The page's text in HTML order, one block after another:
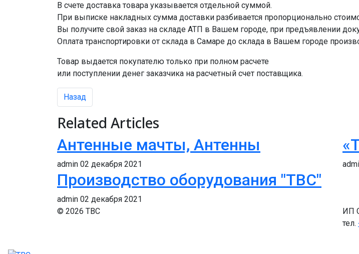
В счете доставка товара указывается отдельной суммой.
При выписке накладных сумма доставки разбивается пропорционально
Вы получите свой заказ на складе АТП в Вашем городе, при предъявлении
Оплата транспортировки от склада в Самаре до склада в Вашем городе
Товар выдается покупателю только при полном расчете
или поступлении денег заказчика на расчетный счет поставщика.
Предыдущий: Производство оборудования "ТВС"
Назад
Related Articles
Антенные мачты, Антенны
admin 02 декабря 2021
Производство оборудования "ТВС"
admin 02 декабря 2021
© 2026 ТВС
ИП
тел.